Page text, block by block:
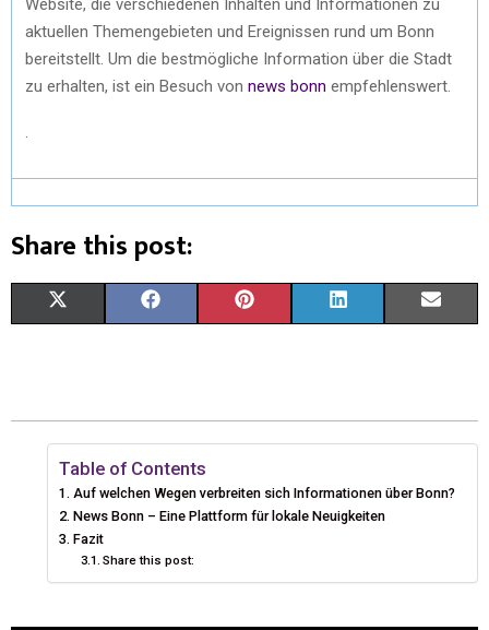
aktuellen Themengebieten und Ereignissen rund um Bonn
bereitstellt. Um die bestmögliche Information über die Stadt
zu erhalten, ist ein Besuch von news bonn empfehlenswert.
Share this post:
W
T
T
E
E
O
K
T
R
S
K
D
N
I
Table of Contents
Auf welchen Wegen verbreiten sich Informationen über Bonn?
News Bonn – Eine Plattform für lokale Neuigkeiten
Fazit
Share this post: